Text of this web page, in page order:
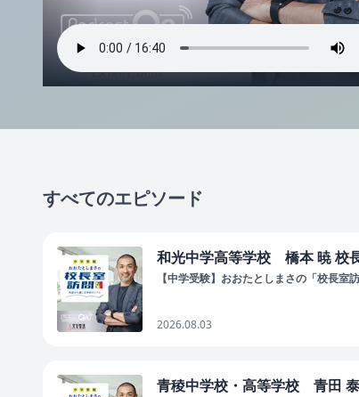
すべてのエピソード
和光中学高等学校 橋本 暁 校
【中学受験】おおたとしまさの「校長室訪
2026.08.03
青稜中学校・高等学校 青田